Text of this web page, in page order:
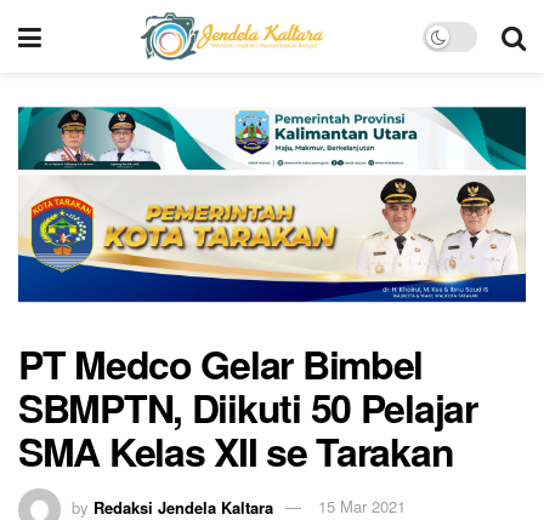
PT Medco Gelar Bimbel
SBMPTN, Diikuti 50 Pelajar
SMA Kelas XII se Tarakan
by Redaksi Jendela Kaltara 15 Mar 2021